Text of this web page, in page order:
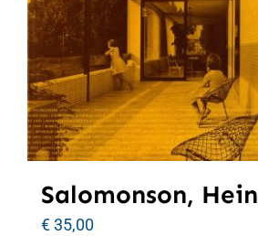
Salomonson, Hein
€35,00